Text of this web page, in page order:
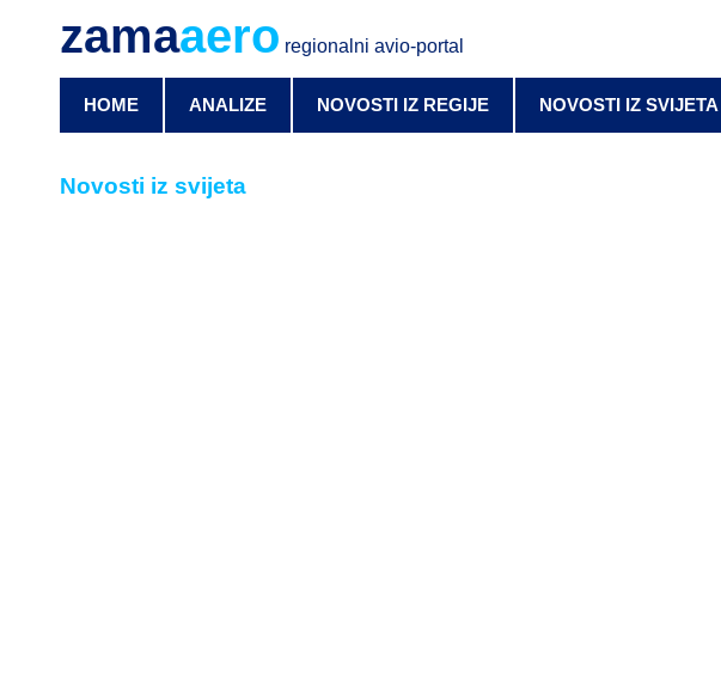
zamaaero regionalni avio-portal
HOME ANALIZE NOVOSTI IZ REGIJE NOVOSTI IZ SVIJETA
Novosti iz svijeta